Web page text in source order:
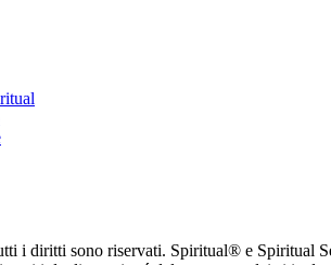
i diritti sono riservati. Spiritual® e Spiritual